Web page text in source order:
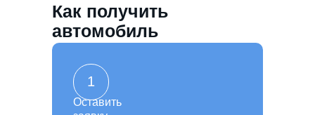
Как получить
автомобиль
Оставить
1